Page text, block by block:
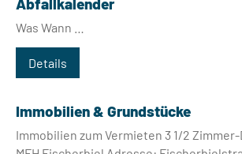
Was Wann …
Details
Immobilien & Grundstücke
Immobilien zum Vermieten 3 1/2